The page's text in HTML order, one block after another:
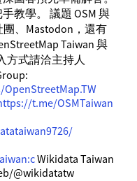
教學。 議題 OSM 與
、Mastodon，還有
Taiwan 與
方式請洽主持人
t.me/OSMTaiwan
Wikidata Taiwan
@wikidatatw